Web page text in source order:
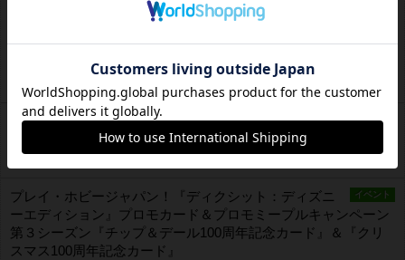
プレイ・ホビージャパン！『ディクシット：ディズニ
第３シーズン『チップ＆デール100周年記念カード』＆『クリ
スマス100周年記念カード』
ブログ
【2023 - 2024】 年末年始の営業のご案内です [1月１日
イベント
プレイ・ホビージャパン！『ディクシット：ディズニ
ーエディション』プロモカード＆プロモミープルキャンペーン
第３シーズン『チップ＆デール100周年記念カード』＆『クリ
スマス100周年記念カード』